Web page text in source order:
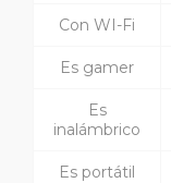
Con WI-Fi
Es gamer
Es
inalámbrico
Es portátil